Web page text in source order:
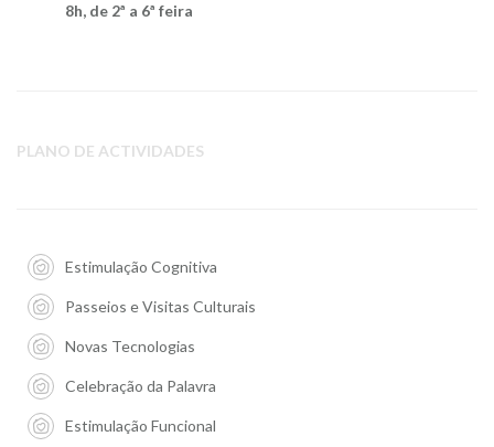
8h, de 2ª a 6ª feira
PLANO DE ACTIVIDADES
Estimulação Cognitiva
Passeios e Visitas Culturais
Novas Tecnologias
Celebração da Palavra
Estimulação Funcional